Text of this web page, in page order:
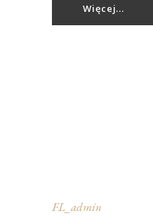
Więcej...
FL_admin